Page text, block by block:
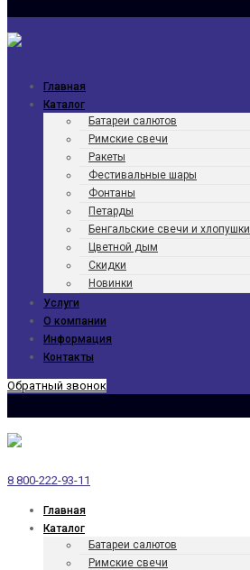
Главная
Каталог
Батареи салютов
Римские свечи
Ракеты
Фести­валь­ные шары
Фонтаны
Петарды
Бенгаль­ские свечи и хлопушки
Цветной дым
Скидки
Новинки
Услуги
О компании
Информация
Контакты
Обратный звонок
8 800-222-93-11
Главная
Каталог
Батареи салютов
Римские свечи